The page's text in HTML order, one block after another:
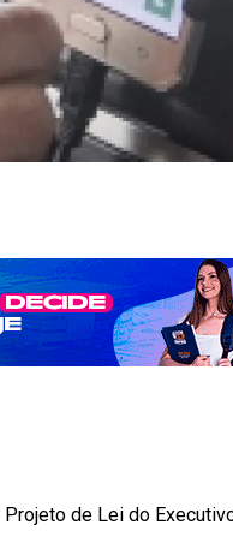
Projeto de Lei do